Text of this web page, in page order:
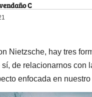
C
Nietzsche, hay tres
de relacionarnos con
enfocada en